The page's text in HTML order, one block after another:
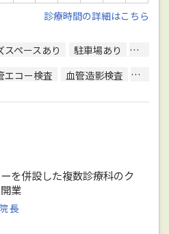
診療時間の詳細はこちら
スペースあり 駐車場あり
予約可
エコー検査 血管造影検査 血清学
を併設した複数診療科のク
業
長